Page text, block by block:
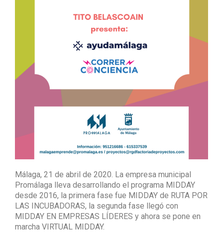
Málaga, 21 de abril de 2020. La empresa municipal
Promálaga lleva desarrollando el programa MIDDAY
desde 2016, la primera fase fue MIDDAY de RUTA POR
LAS INCUBADORAS, la segunda fase llegó con
MIDDAY EN EMPRESAS LÍDERES y ahora se pone en
marcha VIRTUAL MIDDAY.